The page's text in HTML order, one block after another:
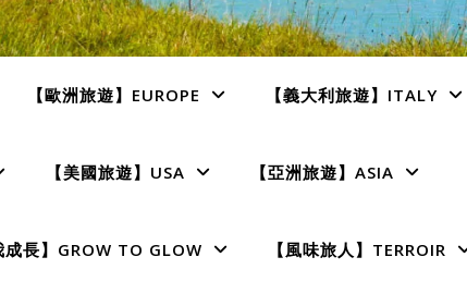
【歐洲旅遊】EUROPE 【義大利旅遊】ITALY
【美國旅遊】USA 【亞洲旅遊】ASIA
成長】GROW TO GLOW 【風味旅人】TERROIR